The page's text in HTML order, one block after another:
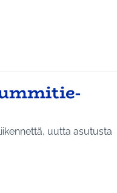
uutta asutusta